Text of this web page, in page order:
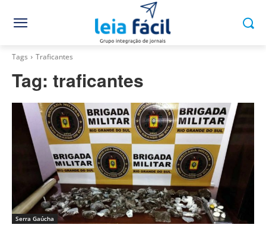
Tags Traficantes
Tag: traficantes
Serra Gaúcha